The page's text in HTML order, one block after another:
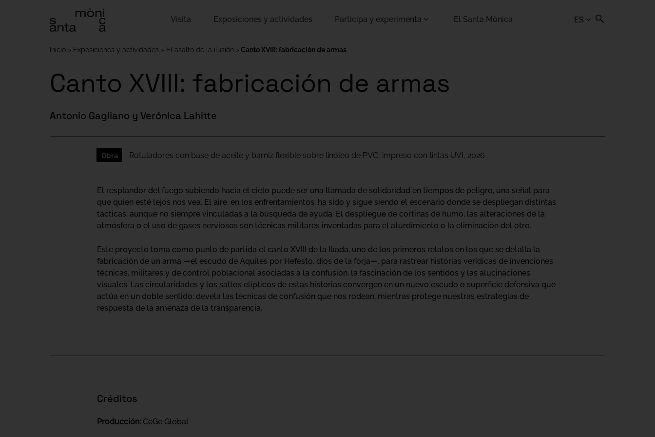
ES
Visita Exposiciones y actividades Participa y experimenta El Santa Mònica
Inicio Exposiciones y actividades El asalto de la ilusión Canto XVIII: fabricación de armas
Canto XVIII: fabricación de armas
Antonio Gagliano y Verónica Lahitte
Obra Rotuladores con base de aceite y barniz flexible sobre linóleo de PVC, impreso con tintas UVI, 2026
El resplandor del fuego subiendo hacia el cielo puede ser una llamada de solidaridad en tiempos de peligro, una señal para
que quien esté lejos nos vea. El aire, en los enfrentamientos, ha sido y sigue siendo el escenario donde se despliegan distintas
tácticas, aunque no siempre vinculadas a la búsqueda de ayuda. El despliegue de cortinas de humo, las alteraciones de la
atmósfera o el uso de gases nerviosos son técnicas militares inventadas para el aturdimiento o la eliminación del otro.
Este proyecto toma como punto de partida el canto XVIII de la Ilíada, uno de los primeros relatos en los que se detalla la
fabricación de un arma —el escudo de Aquiles por Hefesto, dios de la forja—, para rastrear historias verídicas de invenciones
técnicas, militares y de control poblacional asociadas a la confusión, la fascinación de los sentidos y las alucinaciones
visuales. Las circularidades y los saltos elípticos de estas historias convergen en un nuevo escudo o superficie defensiva que
actúa en un doble sentido: devela las técnicas de confusión que nos rodean, mientras protege nuestras estrategias de
respuesta de la amenaza de la transparencia.
Créditos
Producción: CeGe Global